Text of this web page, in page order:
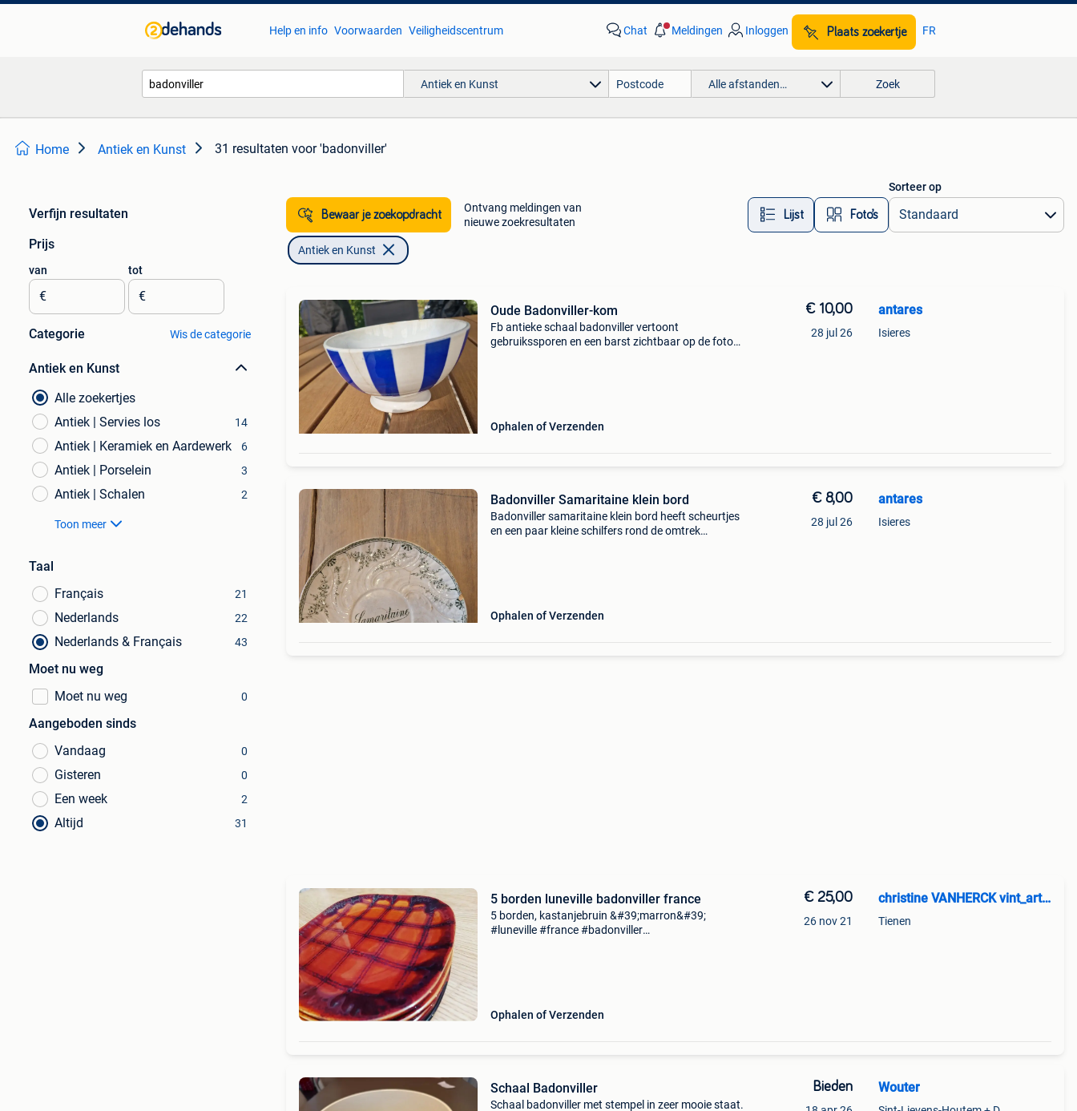
Help en info Voorwaarden Veiligheidscentrum Chat Meldingen Inloggen Plaats zoekertje FR
Antiek en Kunst Alle afstanden… Zoek
Home Antiek en Kunst 31 resultaten voor 'badonviller'
Verfijn resultaten
Prijs
van
€
tot
€
Categorie Wis de categorie
Antiek en Kunst
Alle zoekertjes
Antiek | Servies los
14
Antiek | Keramiek en Aardewerk 6
Antiek | Porselein 3
Antiek | Schalen 2
Toon meer
Taal
Français
21
Nederlands 22
Nederlands & Français 43
Moet nu weg
Moet nu weg
0
Aangeboden sinds
Vandaag
0
Gisteren 0
Een week 2
Altijd 31
Bewaar je zoekopdracht
Ontvang meldingen van
nieuwe zoekresultaten
Lijst Foto’s
Sorteer op
Antiek en Kunst
Oude Badonviller-kom
Fb antieke schaal badonviller vertoont
gebruikssporen en een barst zichtbaar op de foto
Ophalen of Verzenden
€ 10,00
28 jul 26
antares
Isieres
Badonviller Samaritaine klein bord
Badonviller samaritaine klein bord heeft scheurtjes
en een paar kleine schilfers rond de omtrek
Ophalen of Verzenden
€ 8,00
28 jul 26
antares
Isieres
5 borden luneville badonviller france
5 borden, kastanjebruin &#39;marron&#39;
#luneville #france #badonviller
Ophalen of Verzenden
€ 25,00
26 nov 21
christine VANHERCK vint_art66
Tienen
Schaal Badonviller
Schaal badonviller met stempel in zeer mooie staat.
Bieden Wouter